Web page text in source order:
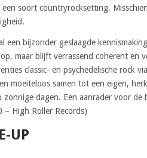
een soort countryrocksetting.
een bijzonder geslaagde
maar blijft verrassend coherent en
classic- en psychedelische rock
moeiteloos samen tot een eigen,
zonnige dagen. Een aanrader voor de
– High Roller Records)
UP